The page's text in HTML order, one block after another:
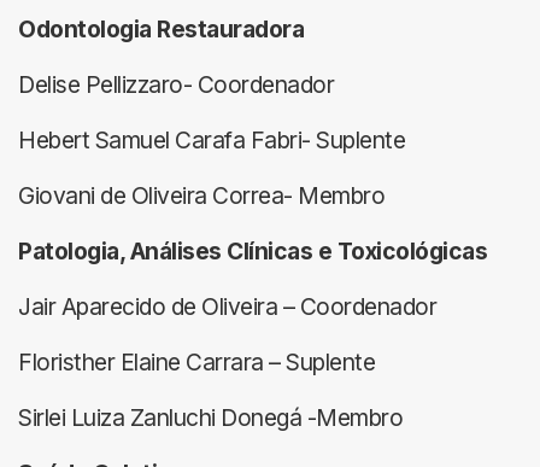
Odontologia Restauradora
Delise Pellizzaro- Coordenador
Hebert Samuel Carafa Fabri- Suplente
Giovani de Oliveira Correa- Membro
Patologia, Análises Clínicas e Toxicológicas
Jair Aparecido de Oliveira – Coordenador
Floristher Elaine Carrara – Suplente
Sirlei Luiza Zanluchi Donegá -Membro